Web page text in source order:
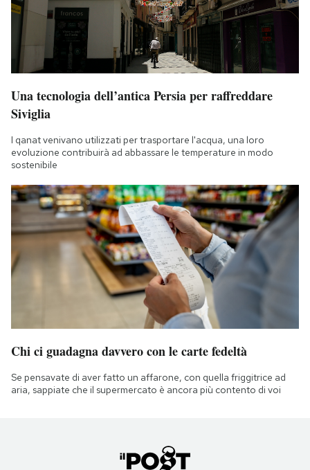
Una tecnologia dell’antica Persia per raffreddare
Siviglia
I qanat venivano utilizzati per trasportare l'acqua, una loro
evoluzione contribuirà ad abbassare le temperature in modo
sostenibile
Chi ci guadagna davvero con le carte fedeltà
Se pensavate di aver fatto un affarone, con quella friggitrice ad
aria, sappiate che il supermercato è ancora più contento di voi